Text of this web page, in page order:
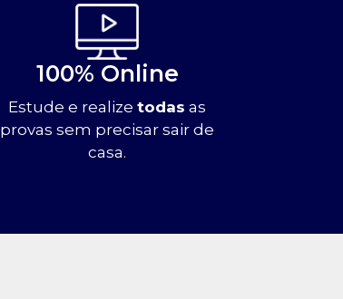
100% Online
Estude e realizetodas as
provas sem precisar sair de
casa.